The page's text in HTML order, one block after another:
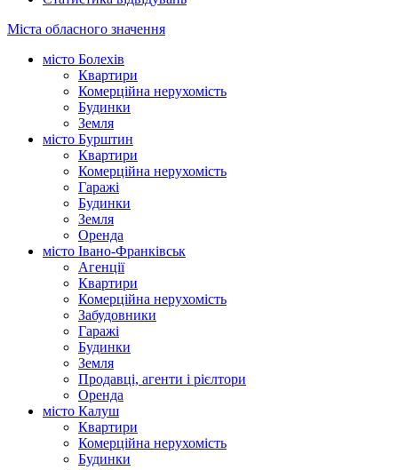
Міста обласного значення
місто Болехів
Квартири
Комерційна нерухомість
Будинки
Земля
місто Бурштин
Квартири
Комерційна нерухомість
Гаражі
Будинки
Земля
Оренда
місто Івано-Франківськ
Агенції
Квартири
Комерційна нерухомість
Забудовники
Гаражі
Будинки
Земля
Продавці, агенти і рієлтори
Оренда
місто Калуш
Квартири
Комерційна нерухомість
Будинки